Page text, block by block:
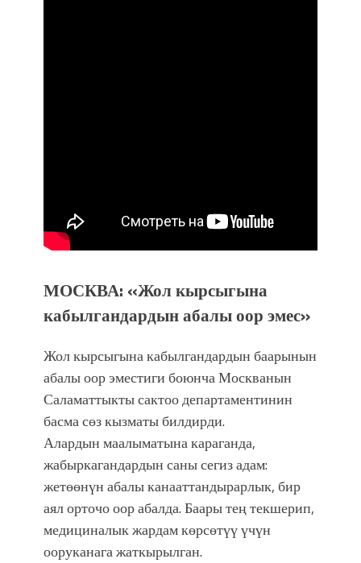
МОСКВА: «Жол кырсыгына
кабылгандардын абалы оор эмес»
Жол кырсыгына кабылгандардын баарынын
абалы оор эместиги боюнча Москванын
Саламаттыкты сактоо департаментинин
басма сөз кызматы билдирди.
Алардын маалыматына караганда,
жабыркагандардын саны сегиз адам:
жетөөнүн абалы канааттандырарлык, бир
аял орточо оор абалда. Баары тең текшерип,
медициналык жардам көрсөтүү үчүн
ооруканага жаткырылган.